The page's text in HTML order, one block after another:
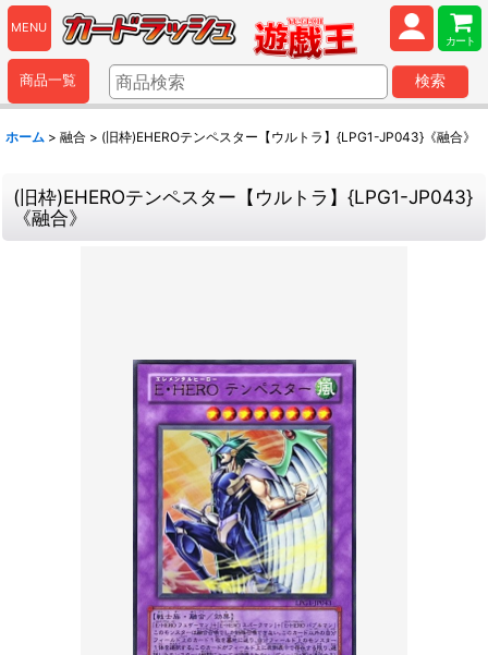
MENU
カート
商品一覧 検索
ホーム > 融合 > (旧枠)EHEROテンペスター【ウルトラ】{LPG1-JP043}《融合》
(旧枠)EHEROテンペスター【ウルトラ】{LPG1-JP043}
《融合》